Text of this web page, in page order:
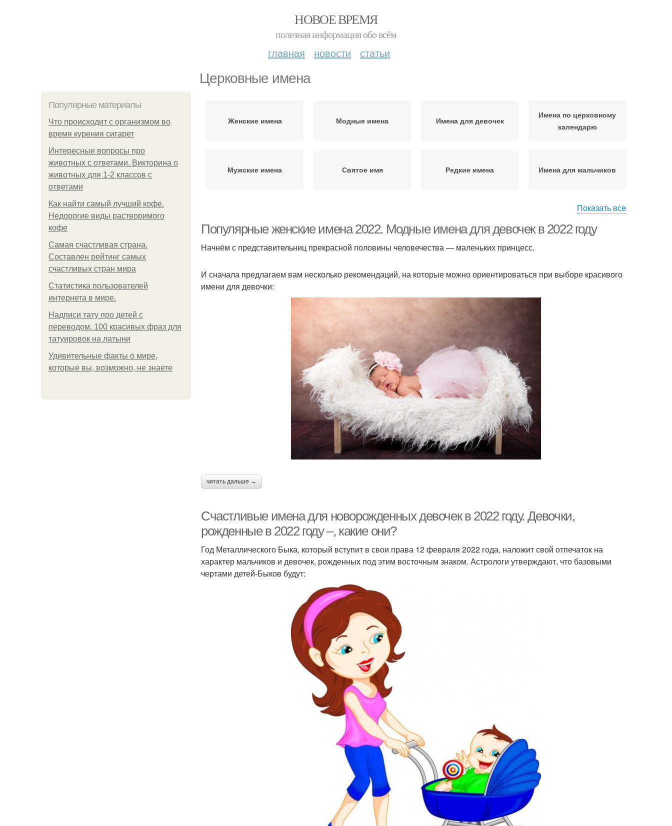
НОВОЕ ВРЕМЯ
полезная информация обо всём
главная новости статьи
Церковные имена
Популярные материалы
Что происходит с организмом во
время курения сигарет
Интересные вопросы про
животных с ответами. Викторина о
животных для 1-2 классов с
ответами
Как найти самый лучший кофе.
Недорогие виды растворимого
кофе
Самая счастливая страна.
Составлен рейтинг самых
счастливых стран мира
Статистика пользователей
интернета в мире.
Надписи тату про детей с
переводом. 100 красивых фраз для
татуировок на латыни
Удивительные факты о мире,
которые вы, возможно, не знаете
Женские имена Модные имена Имена для девочек
Имена по церковному
календарю
Мужские имена Святое имя Редкие имена Имена для мальчиков
Имена для
новорожденных
Год по церковному
Имя для мальчика Современные имена
Имена для ребенка Детские имена
Показать все
Популярные женские имена 2022. Модные имена для девочек в 2022 году
Начнём с представительниц прекрасной половины человечества — маленьких принцесс.
И сначала предлагаем вам несколько рекомендаций, на которые можно ориентироваться при выборе красивого
имени для девочки:
читать дальше →
Счастливые имена для новорожденных девочек в 2022 году. Девочки,
рожденные в 2022 году –, какие они?
Год Металлического Быка, который вступит в свои права 12 февраля 2022 года, наложит свой отпечаток на
характер мальчиков и девочек, рожденных под этим восточным знаком. Астрологи утверждают, что базовыми
чертами детей-Быков будут: